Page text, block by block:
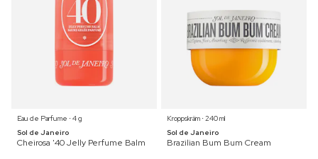
Eau de Parfume ⋅ 4 g
Sol de Janeiro
Cheirosa '40 Jelly Perfume Balm
Kroppskräm ⋅ 240 ml
Sol de Janeiro
Brazilian Bum Bum Cream